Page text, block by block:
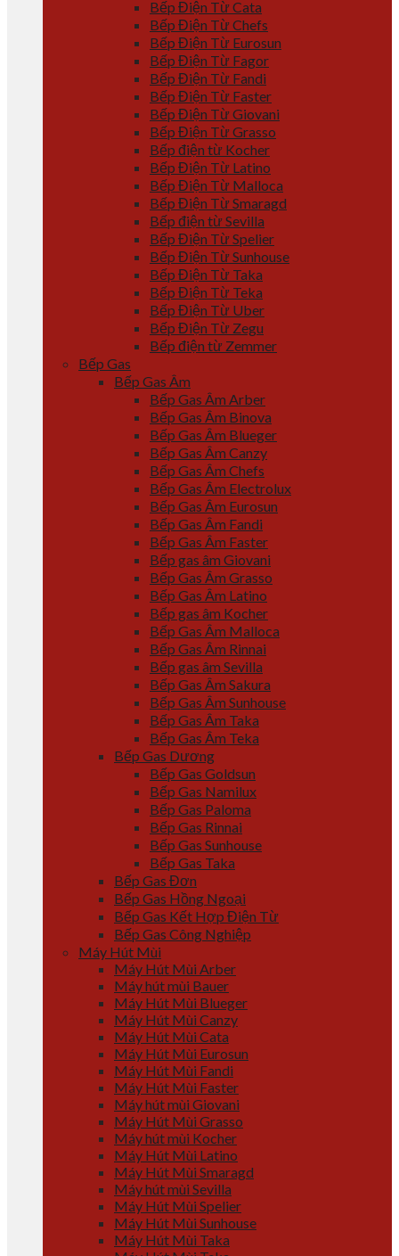
Bếp Điện Từ Cata
Bếp Điện Từ Chefs
Bếp Điện Từ Eurosun
Bếp Điện Từ Fagor
Bếp Điện Từ Fandi
Bếp Điện Từ Faster
Bếp Điện Từ Giovani
Bếp Điện Từ Grasso
Bếp điện từ Kocher
Bếp Điện Từ Latino
Bếp Điện Từ Malloca
Bếp Điện Từ Smaragd
Bếp điện từ Sevilla
Bếp Điện Từ Spelier
Bếp Điện Từ Sunhouse
Bếp Điện Từ Taka
Bếp Điện Từ Teka
Bếp Điện Từ Uber
Bếp Điện Từ Zegu
Bếp điện từ Zemmer
Bếp Gas
Bếp Gas Âm
Bếp Gas Âm Arber
Bếp Gas Âm Binova
Bếp Gas Âm Blueger
Bếp Gas Âm Canzy
Bếp Gas Âm Chefs
Bếp Gas Âm Electrolux
Bếp Gas Âm Eurosun
Bếp Gas Âm Fandi
Bếp Gas Âm Faster
Bếp gas âm Giovani
Bếp Gas Âm Grasso
Bếp Gas Âm Latino
Bếp gas âm Kocher
Bếp Gas Âm Malloca
Bếp Gas Âm Rinnai
Bếp gas âm Sevilla
Bếp Gas Âm Sakura
Bếp Gas Âm Sunhouse
Bếp Gas Âm Taka
Bếp Gas Âm Teka
Bếp Gas Dương
Bếp Gas Goldsun
Bếp Gas Namilux
Bếp Gas Paloma
Bếp Gas Rinnai
Bếp Gas Sunhouse
Bếp Gas Taka
Bếp Gas Đơn
Bếp Gas Hồng Ngoại
Bếp Gas Kết Hợp Điện Từ
Bếp Gas Công Nghiệp
Máy Hút Mùi
Máy Hút Mùi Arber
Máy hút mùi Bauer
Máy Hút Mùi Blueger
Máy Hút Mùi Canzy
Máy Hút Mùi Cata
Máy Hút Mùi Eurosun
Máy Hút Mùi Fandi
Máy Hút Mùi Faster
Máy hút mùi Giovani
Máy Hút Mùi Grasso
Máy hút mùi Kocher
Máy Hút Mùi Latino
Máy Hút Mùi Smaragd
Máy hút mùi Sevilla
Máy Hút Mùi Spelier
Máy Hút Mùi Sunhouse
Máy Hút Mùi Taka